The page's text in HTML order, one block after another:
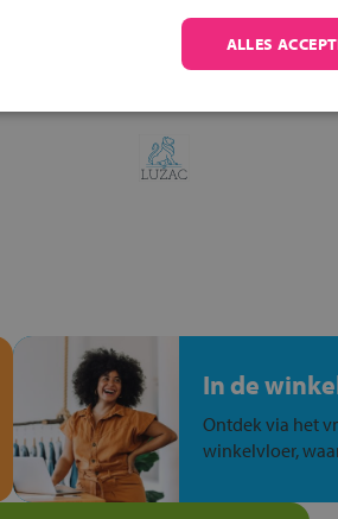
In de
Ontdek via het
winkelvloer,
ALLES